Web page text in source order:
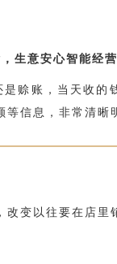
生意安心智能经
是赊账，当天收
等信息，非常清晰
改变以往要在店